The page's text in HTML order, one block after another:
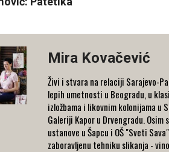
Mira Kovačević
Živi i stvara na relaciji Sarajevo-
lepih umetnosti u Beogradu, u
izložbama i likovnim kolonijama u
Galeriji Kapor u Drvengradu.
ustanove u Šapcu i OŠ "Sveti
zaboravljenu tehniku slikanja -